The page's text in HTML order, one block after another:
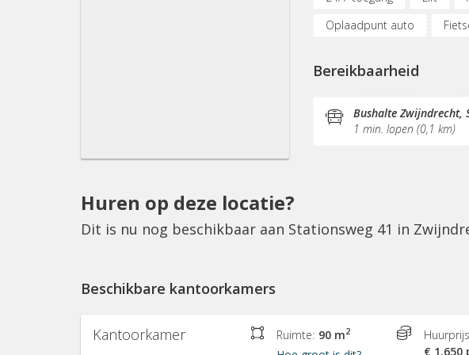
Oplaadpunt auto
Bereikbaarheid
Bushalte Zwijndrecht,
1 min. lopen (0,1 km)
Huren op deze locatie?
Dit is nu nog beschikbaar aan Stationsweg 41 in
Beschikbare kantoorkamers
Kantoorkamer Ruimte: 90 m2
€ 1.650